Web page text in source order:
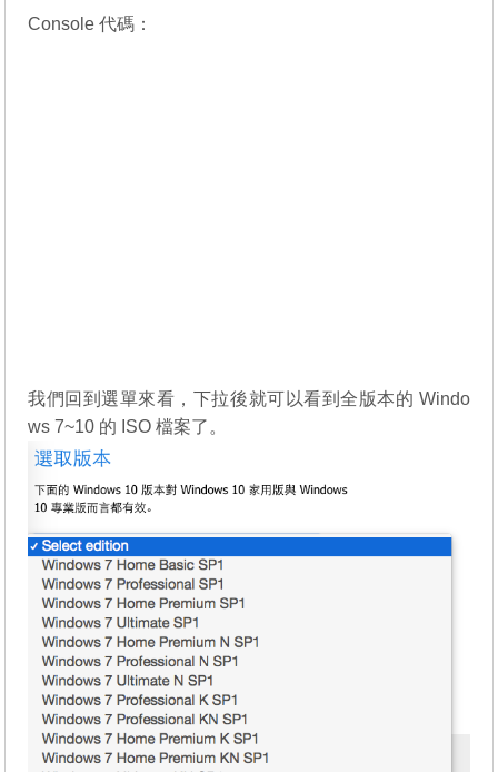
Console 代碼：
我們回到選單來看，下拉後就可以看到全版本的 Windo
ws 7~10 的 ISO 檔案了。